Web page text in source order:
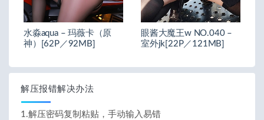
水淼aqua – 玛薇卡（原
神）[62P／92MB]
眼酱大魔王w NO.040 –
室外jk[22P／121MB]
解压报错解决办法
1.解压密码复制粘贴，手动输入易错